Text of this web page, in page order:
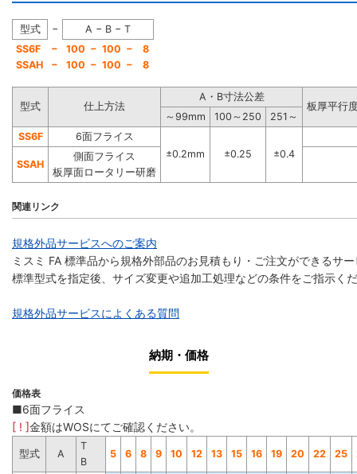
型式 −
A − B − T
SS6F
SSAH
−
−
100 − 100 −
8
100 − 100 − 8
型式 仕上方法
A・B寸法公差
板厚平行
～99mm
100～250
251～
SS6F
6面フライス
±0.2mm
±0.25
±0.4
SSAH
側面フライス
板厚面ロータリー研磨
関連リンク
規格外品サービスへのご案内
ミスミ FA 標準品から規格外部品のお見積もり・ご注文ができるサ
標準型式を指定後、サイズ変更や追加工処理などの条件をご指示く
規格外品サービスによくある質問
納期・価格
価格表
■6面フライス
[ ! ]金額はWOSにてご確認ください。
型式 A
T
B
5 6 8 9 10 12 13 15 16 19 20 22 25